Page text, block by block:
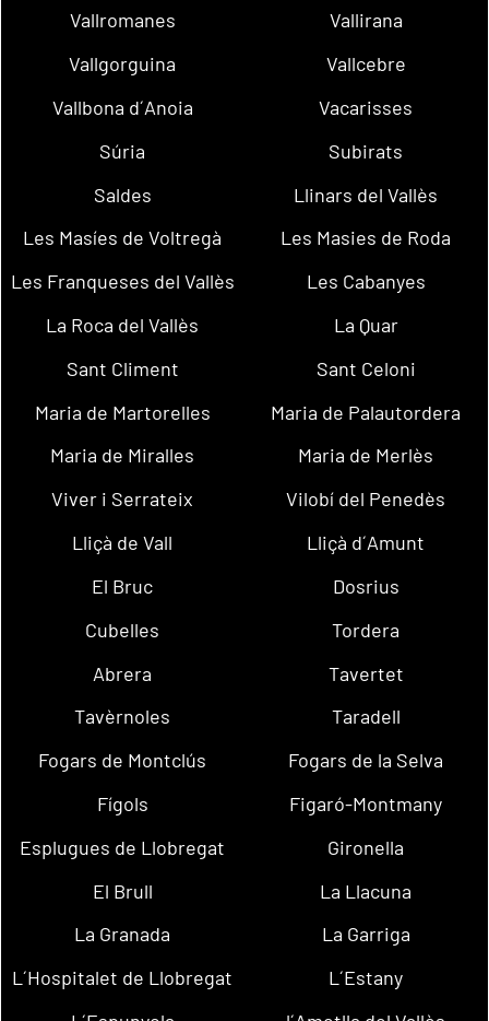
Vallromanes
Vallirana
Vallgorguina
Vallcebre
Vallbona d´Anoia
Vacarisses
Súria
Subirats
Saldes
Llinars del Vallès
Les Masíes de Voltregà
Les Masies de Roda
Les Franqueses del Vallès
Les Cabanyes
La Roca del Vallès
La Quar
Sant Climent
Sant Celoni
Maria de Martorelles
Maria de Palautordera
Maria de Miralles
Maria de Merlès
Viver i Serrateix
Vilobí del Penedès
Lliçà de Vall
Lliçà d´Amunt
El Bruc
Dosrius
Cubelles
Tordera
Abrera
Tavertet
Tavèrnoles
Taradell
Fogars de Montclús
Fogars de la Selva
Fígols
Figaró-Montmany
Esplugues de Llobregat
Gironella
El Brull
La Llacuna
La Granada
La Garriga
L´Hospitalet de Llobregat
L´Estany